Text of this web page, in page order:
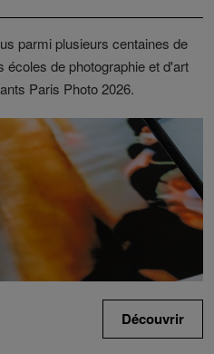
parmi plusieurs centaines de
de photographie et d'art
Paris Photo 2026.
Découvrir